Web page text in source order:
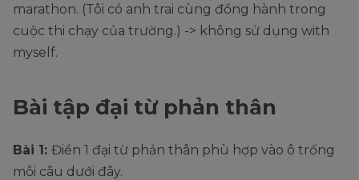
marathon. (Tôi có anh trai cùng đồng hành trong
cuộc thi chạy của trường.) -> không sử dụng with
myself.
Bài tập đại từ phản thân
Bài 1: Điền 1 đại từ phản thân phù hợp vào ô trống
mỗi câu dưới đây.